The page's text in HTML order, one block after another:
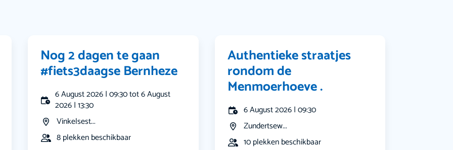
Nog 2 dagen te gaan
#fiets3daagse Bernheze
6 August 2026 | 09:30 tot 6 August
2026 | 13:30
Vinkelsest...
8 plekken beschikbaar
Authentieke straatjes
rondom de
Menmoerhoeve .
6 August 2026 | 09:30
Zundertsew...
10 plekken beschikbaar